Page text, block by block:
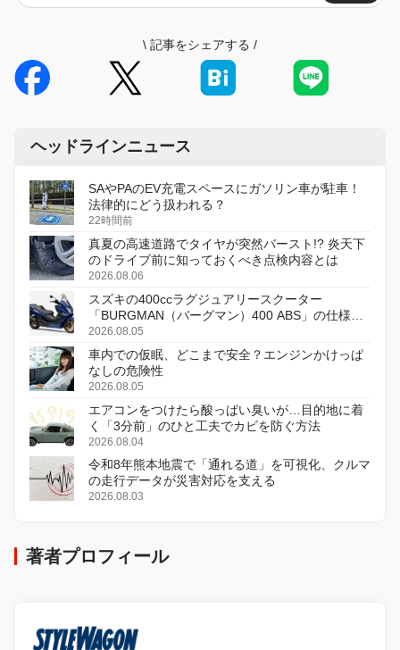
\ 記事をシェアする /
ヘッドラインニュース
SAやPAのEV充電スペースにガソリン車が駐車！
法律的にどう扱われる？
22時間前
真夏の高速道路でタイヤが突然バースト!? 炎天下
のドライブ前に知っておくべき点検内容とは
2026.08.06
スズキの400ccラグジュアリースクーター
「BURGMAN（バーグマン）400 ABS」の仕様を
変更し、8月18日に発売
2026.08.05
車内での仮眠、どこまで安全？エンジンかけっぱ
なしの危険性
2026.08.05
エアコンをつけたら酸っぱい臭いが…目的地に着
く「3分前」のひと工夫でカビを防ぐ方法
2026.08.04
令和8年熊本地震で「通れる道」を可視化、クルマ
の走行データが災害対応を支える
2026.08.03
著者プロフィール